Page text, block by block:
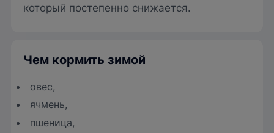
который постепенно снижается.
Чем кормить зимой
овес,
ячмень,
пшеница,